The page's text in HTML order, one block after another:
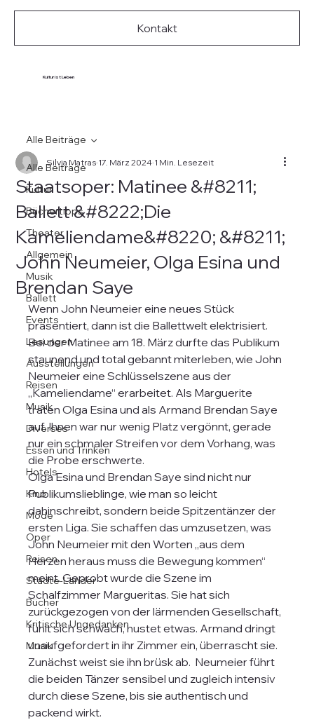
Kultur ist Leben
Kontakt
Alle Beiträge
Kultur
Büchertipps
Theater
Allgemein
Musik
Ballett
Events
Lesungen
Ausstellungen
Reisen
Musik
Diverses
Essen und Trinken
Hotels
Kino
Mode
Oper
Reisen
Städte-Länder
Bücher
Kritische Ungedanken
Musik
Alle Beiträge
Staatsoper: Matinee &#8211;
Ballett &#8222;Die
Kameliendame&#8220; &#8211;
John Neumeier, Olga Esina und
Brendan Saye
Silvia Matras 17. März 2024 1 Min. Lesezeit
Wenn John Neumeier eine neues Stück
präsentiert, dann ist die Ballettwelt elektrisiert.
Bei der Matinee am 18. März durfte das Publikum
staunend und total gebannt miterleben, wie John
Neumeier eine Schlüsselszene aus der
„Kameliendame“ erarbeitet. Als Marguerite
traten Olga Esina und als Armand Brendan Saye
auf. Ihnen war nur wenig Platz vergönnt, gerade
nur ein schmaler Streifen vor dem Vorhang, was
die Probe erschwerte.
Olga Esina und Brendan Saye sind nicht nur
Publikumslieblinge, wie man so leicht
dahinschreibt, sondern beide Spitzentänzer der
ersten Liga. Sie schaffen das umzusetzen, was
John Neumeier mit den Worten „aus dem
Herzen heraus muss die Bewegung kommen“
meint. Geprobt wurde die Szene im
Schalfzimmer Margueritas. Sie hat sich
zurückgezogen von der lärmenden Gesellschaft,
fühlt sich schwach, hustet etwas. Armand dringt
unaufgefordert in ihr Zimmer ein, überrascht sie.
Zunächst weist sie ihn brüsk ab.  Neumeier führt
die beiden Tänzer sensibel und zugleich intensiv
durch diese Szene, bis sie authentisch und
packend wirkt.